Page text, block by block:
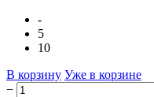
-
5
10
В корзину Уже в корзине
−